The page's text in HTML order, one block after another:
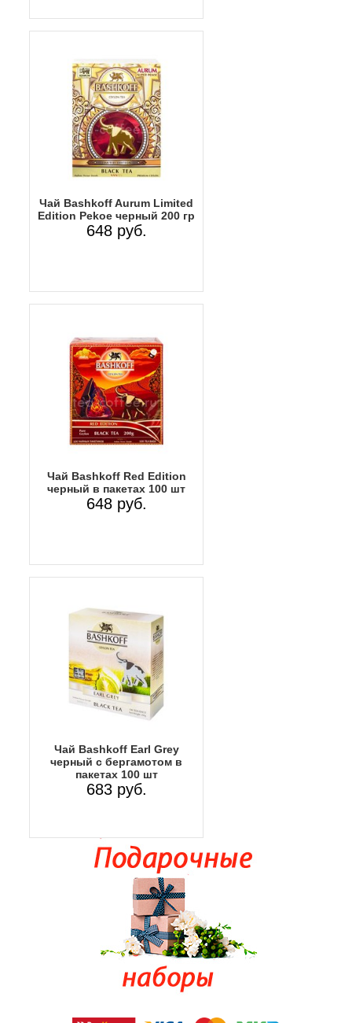
Чай Bashkoff Aurum Limited
Edition Pekoe черный 200 гр
648 руб.
Чай Bashkoff Red Edition
черный в пакетах 100 шт
648 руб.
Чай Bashkoff Earl Grey
черный с бергамотом в
пакетах 100 шт
683 руб.